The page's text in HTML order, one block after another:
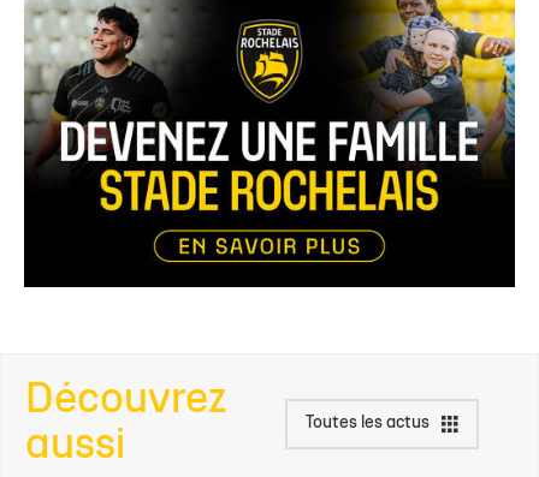
Découvrez
aussi
Toutes les actus